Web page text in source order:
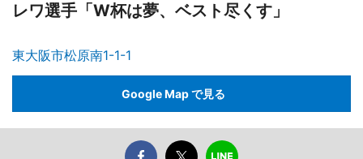
レワ選手「W杯は夢、ベスト尽くす」
東大阪市松原南1-1-1
Google Map で見る